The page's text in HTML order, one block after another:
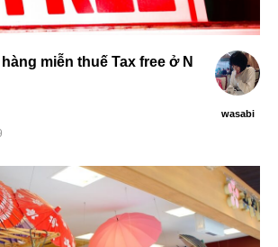
miễn thuế Tax free ở N
wasabi